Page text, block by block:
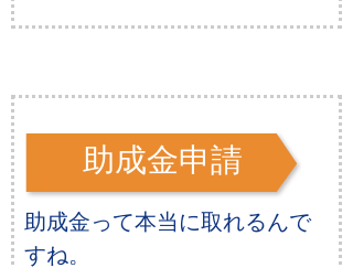
助成金申請
助成金って本当に取れるんで
すね。